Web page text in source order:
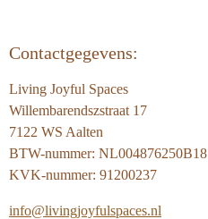
Contactgegevens:
Living Joyful Spaces
Willembarendszstraat 17
7122 WS Aalten
BTW-nummer: NL004876250B18
KVK-nummer: 91200237
info@livingjoyfulspaces.nl